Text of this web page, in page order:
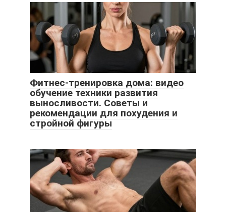
Фитнес-тренировка дома: видео
обучение техники развития
выносливости. Советы и
рекомендации для похудения и
стройной фигуры